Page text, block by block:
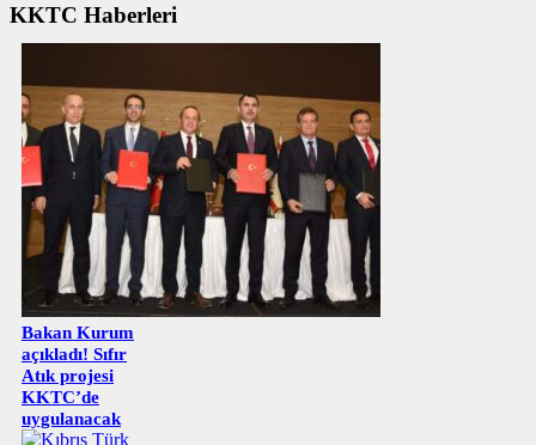
KKTC Haberleri
Bakan Kurum
açıkladı! Sıfır
Atık projesi
KKTC’de
uygulanacak